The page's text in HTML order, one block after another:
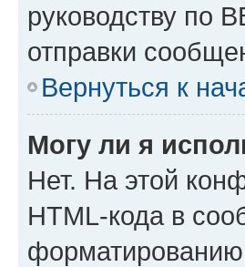
руководству по
отправки
Вернуться к
Могу ли я
Нет. На этой
HTML-кода в